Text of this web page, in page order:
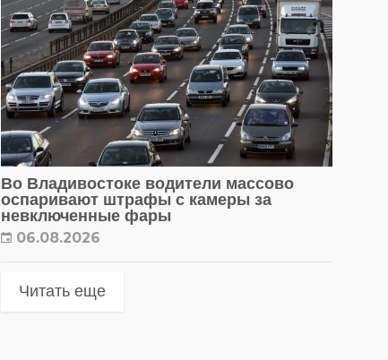
Во Владивостоке водители массово
оспаривают штрафы с камеры за
невключенные фары
06.08.2026
Читать еще